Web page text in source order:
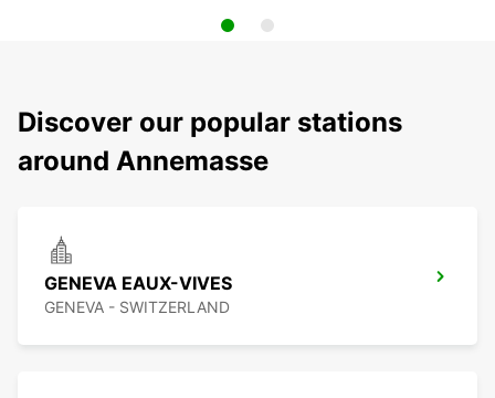
Discover our popular stations
around Annemasse
GENEVA EAUX-VIVES
GENEVA - SWITZERLAND